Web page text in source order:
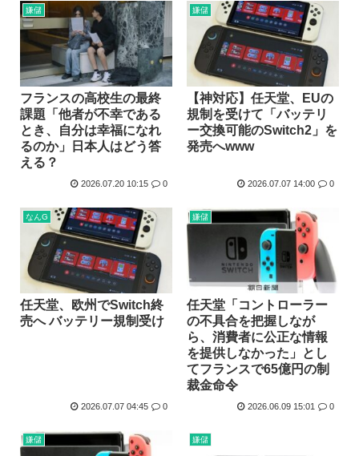
さもしい熊本県民「食事、ベッド、エアコン」を政府に切望。
韓国がサッカーの審判を買収したのはガチだった！ 審判を性...
【緊急速報】信用声優の羊宮妃那さん…
靖国神社、軍服コスプレでの参拝を禁止へ
【高市】トランプ「イランが核入手したら2分でイタリア滅亡...
ハンターハンター今何やってるかわからないWWW
5年前お前ら「AIイラストすげぇ！これもう人間のイラスト...
韓国人「台風で品不足になった沖縄のスーパーに行ってみたら...
韓国人「『日本ビールは絶対に飲まない！』と大騒ぎしていた...
海外「日本のこの場所は現実とは思えないレベルで美しい…！...
NISAのせいで少子化加速してるけどこれ本当に政策として...
嫌儲
フランスの高校生の最終
課題「他者が不幸である
とき、自分は幸福になれ
るのか」日本人はどう答
える？
2026.07.20 10:15 0
嫌儲
【神対応】任天堂、EUの
規制を受けて「バッテリ
ー交換可能のSwitch2」を
発売へwww
2026.07.07 14:00 0
なんG
任天堂、欧州でSwitch終
売へ バッテリー規制受け
2026.07.07 04:45 0
嫌儲
任天堂「コントローラー
の不具合を把握しなが
ら、消費者に公正な情報
を提供しなかった」とし
てフランスで65億円の制
裁金命令
2026.06.09 15:01 0
嫌儲 嫌儲